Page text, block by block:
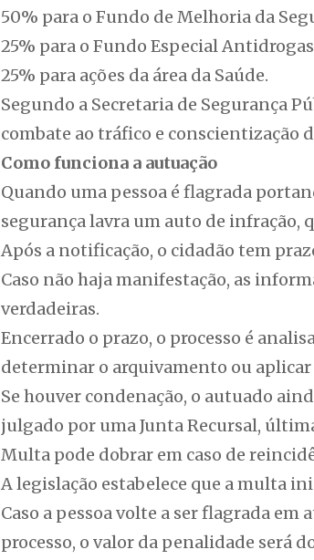
50% para o Fundo de Melhoria da
25% para o Fundo Especial
25% para ações da área da Saúde.
Segundo a Secretaria de Segurança
combate ao tráfico e conscientização
Como funciona a autuação
Quando uma pessoa é flagrada
segurança lavra um auto de infração,
Após a notificação, o cidadão tem
Caso não haja manifestação, as
verdadeiras.
Encerrado o prazo, o processo é
determinar o arquivamento ou
Se houver condenação, o autuado
julgado por uma Junta Recursal,
Multa pode dobrar em caso de
A legislação estabelece que a multa
Caso a pessoa volte a ser flagrada
processo, o valor da penalidade será